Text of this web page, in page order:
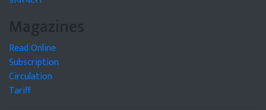
Magazines
Read Online
Subscription
Circulation
Tariff